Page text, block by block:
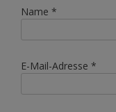
Name *
E-Mail-Adresse *